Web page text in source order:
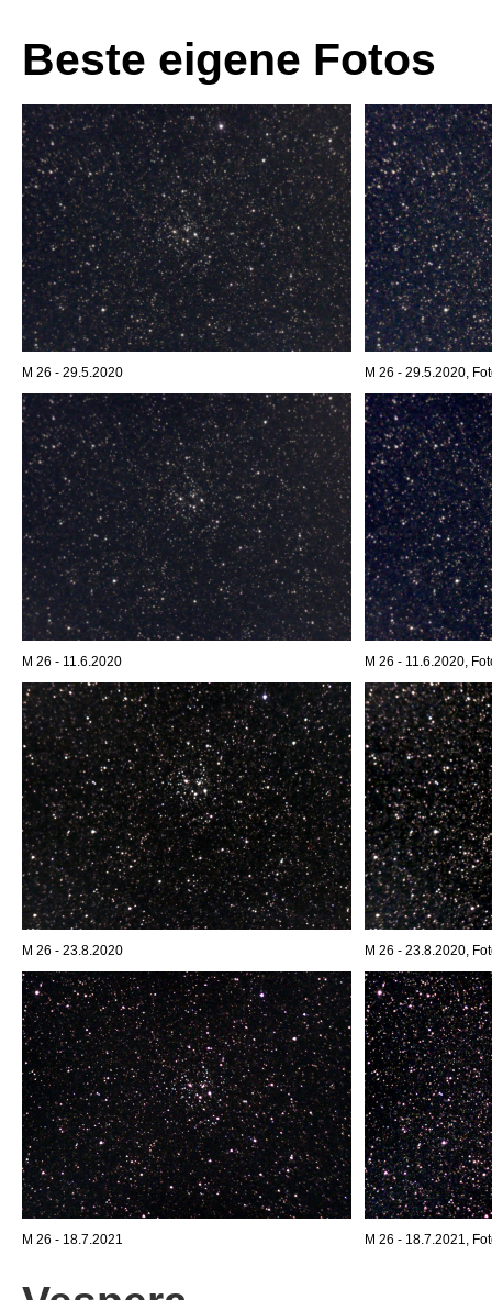
Beste eigene Fotos
M 26 - 29.5.2020 M 26 - 29.5.2020,
M 26 - 11.6.2020 M 26 - 11.6.2020,
M 26 - 23.8.2020 M 26 - 23.8.2020,
M 26 - 18.7.2021 M 26 - 18.7.2021,